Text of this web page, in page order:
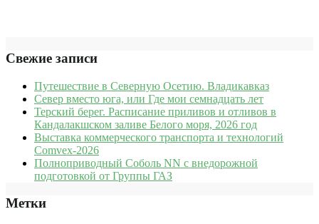
Свежие записи
Путешествие в Северную Осетию. Владикавказ
Север вместо юга, или Где мои семнадцать лет
Терский берег. Расписание приливов и отливов в
Кандалакшском заливе Белого моря, 2026 год
Выставка коммерческого транспорта и технологий
Comvex-2026
Полноприводный Соболь NN с внедорожной
подготовкой от Группы ГАЗ
Метки